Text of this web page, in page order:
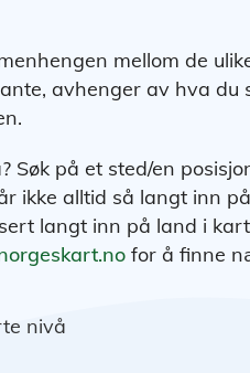
mellom de
avhenger av hva du
Søk på et sted/en
ikke alltid så langt inn
langt inn på land i
for å finne
nivå